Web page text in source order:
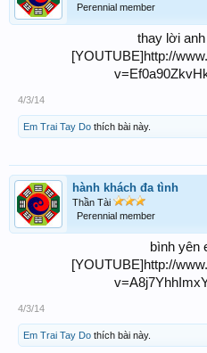
Perennial member
thay lời
[YOUTUBE]http://
4/3/14
Em Trai Tay Do thích bài này.
hành khách đa tình
Thần Tài
Perennial member
bình yên
[YOUTUBE]http://
4/3/14
Em Trai Tay Do thích bài này.